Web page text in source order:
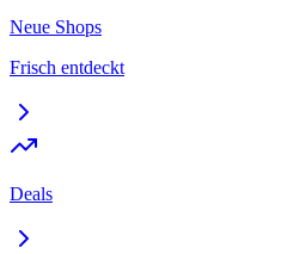
Neue Shops
Frisch entdeckt
Deals